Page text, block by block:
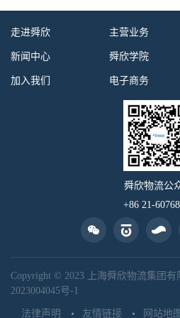
走进舜欣 主营业务
新闻中心 舜欣学院
加入我们 电子商务
舜欣物流公
+86 21-
Copyright © 2023 上海舜欣物流集团有
2023004045号-1
法律声明 友情链接 网站地图